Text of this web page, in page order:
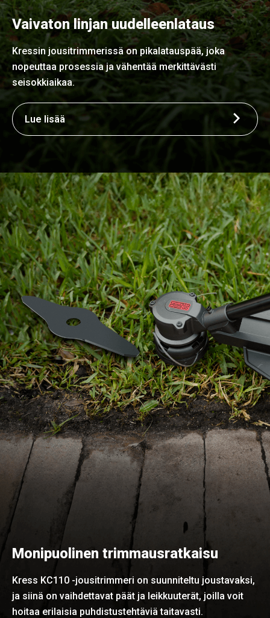
Vaivaton linjan uudelleenlataus
Kressin jousitrimmerissä on pikalatauspää, joka
nopeuttaa prosessia ja vähentää merkittävästi
seisokkiaikaa.
Lue lisää
Monipuolinen trimmausratkaisu
Kress KC110 -jousitrimmeri on suunniteltu joustavaksi,
ja siinä on vaihdettavat päät ja leikkuuterät, joilla voit
hoitaa erilaisia puhdistustehtäviä taitavasti.